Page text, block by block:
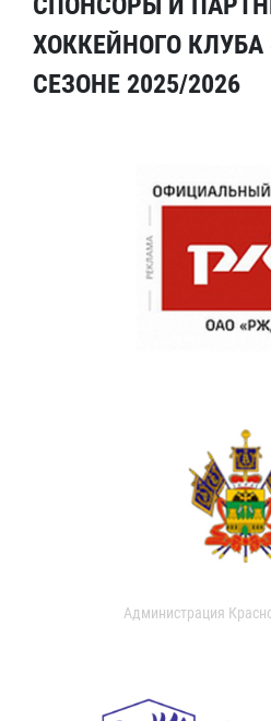
ХОККЕЙНОГО КЛУБА
СЕЗОНЕ 2025/2026
Администрация